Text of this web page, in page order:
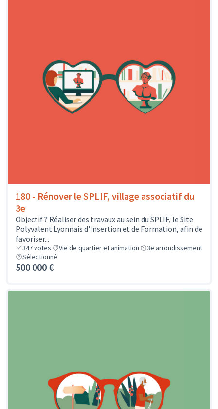
180 - Rénover le SPLIF, village associatif du
3e
Objectif ? Réaliser des travaux au sein du SPLIF, le Site
Polyvalent Lyonnais d'Insertion et de Formation, afin de
favoriser...
347votes Vie de quartier et animation
3e arrondissement
Sélectionné
500 000 €